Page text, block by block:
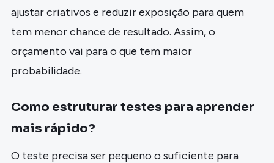
ajustar criativos e reduzir exposição para quem
tem menor chance de resultado. Assim, o
orçamento vai para o que tem maior
probabilidade.
Como estruturar testes para aprender
mais rápido?
O teste precisa ser pequeno o suficiente para